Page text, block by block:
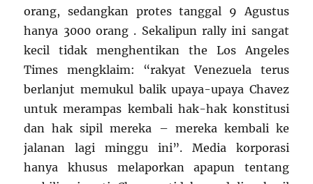
orang, sedangkan protes tanggal 9 Agustus
hanya 3000 orang . Sekalipun rally ini sangat
kecil tidak menghentikan the Los Angeles
Times mengklaim: “rakyat Venezuela terus
berlanjut memukul balik upaya-upaya Chavez
untuk merampas kembali hak-hak konstitusi
dan hak sipil mereka – mereka kembali ke
jalanan lagi minggu ini”. Media korporasi
hanya khusus melaporkan apapun tentang